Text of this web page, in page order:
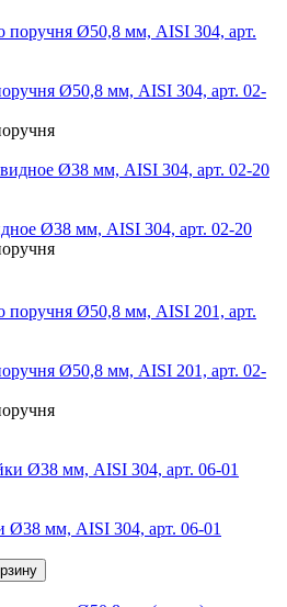
Ø50,8 мм, AISI 304, арт. 02-
Ø38 мм, AISI 304, арт. 02-20
Ø50,8 мм, AISI 201, арт. 02-
Ø38 мм, AISI 304, арт. 06-01